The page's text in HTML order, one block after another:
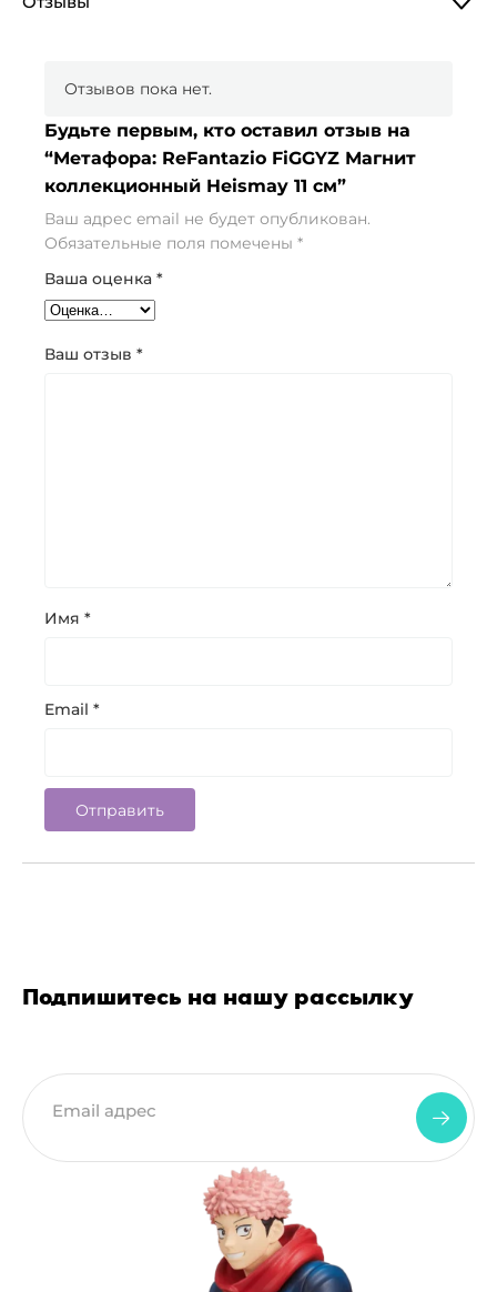
Отзывов пока нет.
Будьте первым, кто оставил отзыв на
“Метафора: ReFantazio FiGGYZ Магнит
коллекционный Heismay 11 см”
Ваш адрес email не будет опубликован.
Обязательные поля помечены *
Ваша оценка *
Ваш отзыв *
Имя *
Email *
Подпишитесь на нашу рассылку